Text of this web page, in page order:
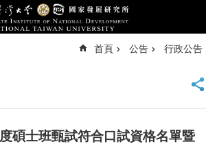
首頁 公告 行政公告
碩士班甄試符合口試資格名單暨